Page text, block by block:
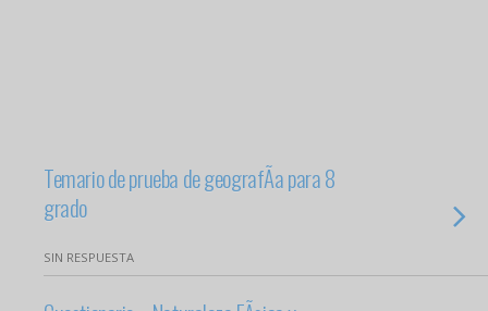
Temario de prueba de geografÃ­a para 8
grado
SIN RESPUESTA